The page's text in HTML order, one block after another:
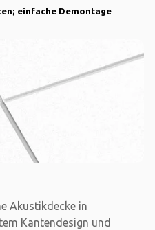
einfache Demontage
Akustikdecke in
Kantendesign und